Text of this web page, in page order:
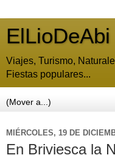
ElLioDeAbi
Viajes, Turismo,
Fiestas populares...
MIÉRCOLES, 19 DE
En Briviesca la